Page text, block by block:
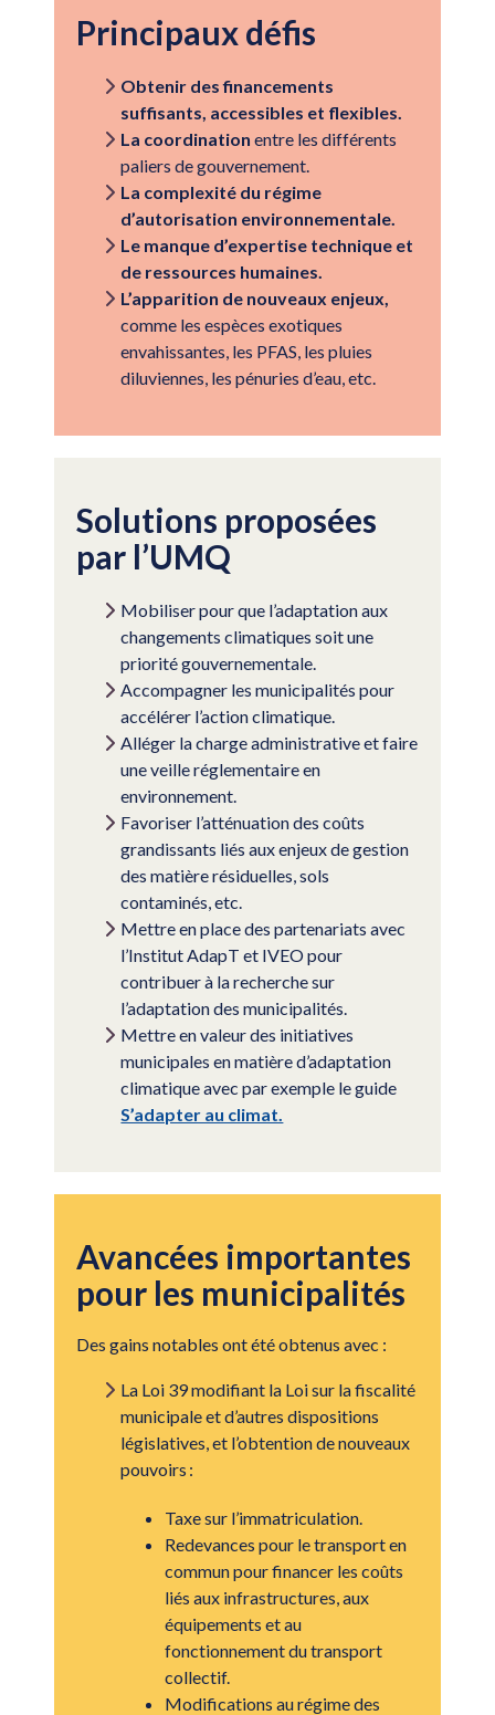
Principaux défis
Obtenir des financements
suffisants, accessibles et flexibles.
La coordination entre les différents
paliers de gouvernement.
La complexité du régime
d’autorisation environnementale.
Le manque d’expertise technique et
de ressources humaines.
L’apparition de nouveaux enjeux,
comme les espèces exotiques
envahissantes, les PFAS, les pluies
diluviennes, les pénuries d’eau, etc.
Solutions proposées
par l’UMQ
Mobiliser pour que l’adaptation aux
changements climatiques soit une
priorité gouvernementale.
Accompagner les municipalités pour
accélérer l’action climatique.
Alléger la charge administrative et faire
une veille réglementaire en
environnement.
Favoriser l’atténuation des coûts
grandissants liés aux enjeux de gestion
des matière résiduelles, sols
contaminés, etc.
Mettre en place des partenariats avec
l’Institut AdapT et IVEO pour
contribuer à la recherche sur
l’adaptation des municipalités.
Mettre en valeur des initiatives
municipales en matière d’adaptation
climatique avec par exemple le guide
S’adapter au climat.
Avancées importantes
pour les municipalités
Des gains notables ont été obtenus avec :
La Loi 39 modifiant la Loi sur la fiscalité
municipale et d’autres dispositions
législatives, et l’obtention de nouveaux
pouvoirs :
Taxe sur l’immatriculation.
Redevances pour le transport en
commun pour financer les coûts
liés aux infrastructures, aux
équipements et au
fonctionnement du transport
collectif.
Modifications au régime des